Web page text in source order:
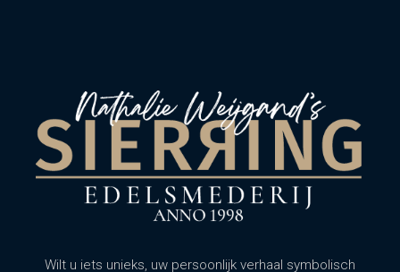
Wilt u iets unieks, uw persoonlijk verhaal symbolisch